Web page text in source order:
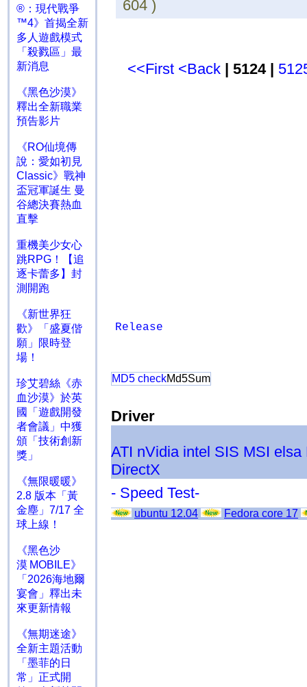
®：現代戰爭
™4》首揭全新
多人遊戲模式
「殺戮區」最
新消息
《黑色沙漠》
釋出全新職業
預告影片
《RO仙境傳
說：愛如初見
Classic》戰神
盃冠軍誕生 曼
谷總決賽熱血
直擊
重機美少女心
跳RPG！【追
逐卡蕾多】封
測開跑
《新世界狂
歡》「盛夏偕
願」限時登
場！
珍艾碧絲《赤
血沙漠》於英
國「遊戲開發
者會議」中獲
頒「技術創新
獎」
《無限暖暖》
2.8 版本「黃
金塵」7/17 全
球上線！
《黑色沙
漠 MOBILE》
「2026海地爾
宴會」釋出未
來更新情報
《無期迷途》
全新主題活動
「墨菲的日
常」正式開
604 )
<<First <Back | 5124 |
Release
MD5 checkMd5Sum
Driver
ATI nVidia intel SIS MSI elsa
DirectX
- Speed Test-
ubuntu 12.04 Fedora core 17